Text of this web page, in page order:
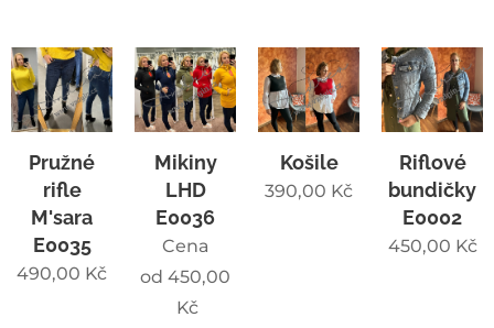
Pružné
rifle
M'sara
E0035
490,00 Kč
Mikiny
LHD
E0036
Cena
od 450,00
Kč
Košile
390,00 Kč
Riflové
bundičky
E0002
450,00 Kč